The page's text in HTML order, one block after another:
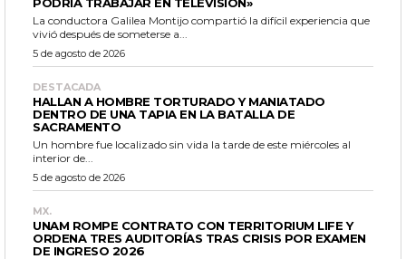
La conductora Galilea Montijo compartió la difícil experiencia que
vivió después de someterse a...
5 de agosto de 2026
DESTACADA
HALLAN A HOMBRE TORTURADO Y MANIATADO
DENTRO DE UNA TAPIA EN LA BATALLA DE
SACRAMENTO
Un hombre fue localizado sin vida la tarde de este miércoles al
interior de...
5 de agosto de 2026
MX.
UNAM ROMPE CONTRATO CON TERRITORIUM LIFE Y
ORDENA TRES AUDITORÍAS TRAS CRISIS POR EXAMEN
DE INGRESO 2026